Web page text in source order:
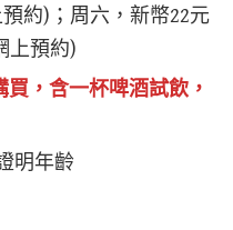
約)；周六，新幣22元
上預約)
買，含一杯啤酒試飲，
明年齡